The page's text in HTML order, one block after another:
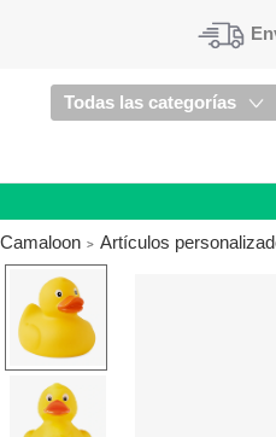
Todas las categorías
Camaloon
Artículos